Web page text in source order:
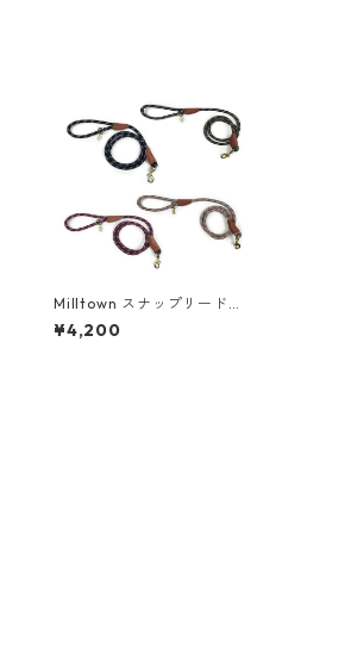
Milltown スナップリード・
クライミングロープ（太)
¥4,200